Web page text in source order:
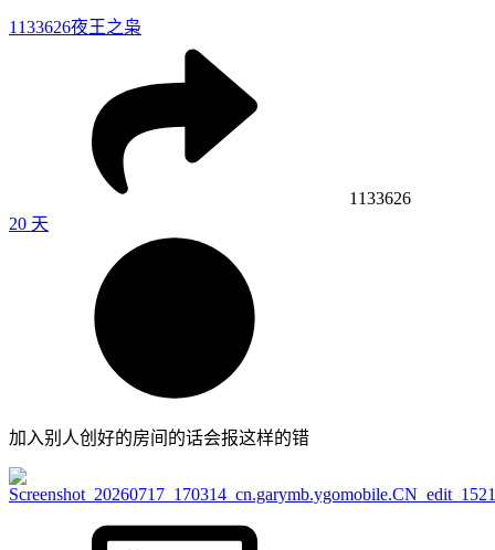
1133626夜王之枭
1133626
20 天
加入别人创好的房间的话会报这样的错